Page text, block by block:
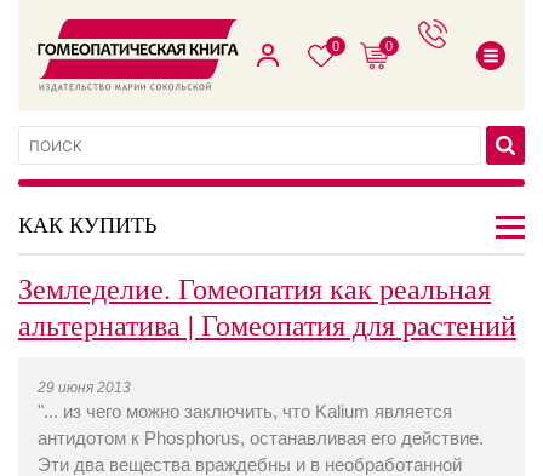
0 0
КАК КУПИТЬ
Земледелие. Гомеопатия как реальная
альтернатива | Гомеопатия для растений
29 июня 2013
"... из чего можно заключить, что Kalium является
антидотом к Phosphorus, останавливая его действие.
Эти два вещества враждебны и в необработанной